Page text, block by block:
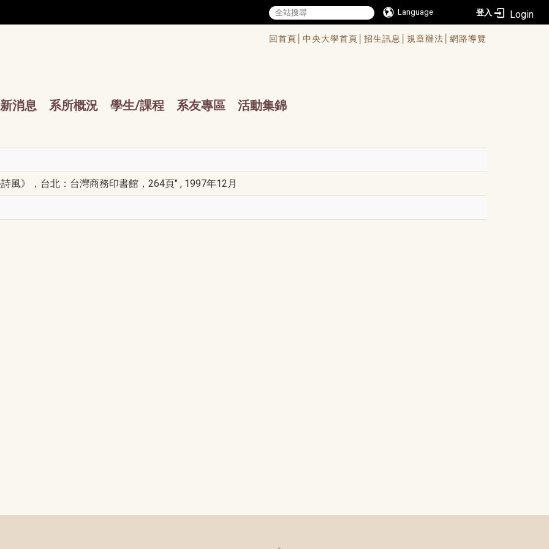
Language 登入
回首頁│ 中央大學首頁│ 招生訊息│ 規章辦法│ 網路導覽
消息 系所概況 學生/課程 系友專區 活動集錦
風》，台北：台灣商務印書館，264頁" , 1997年12月